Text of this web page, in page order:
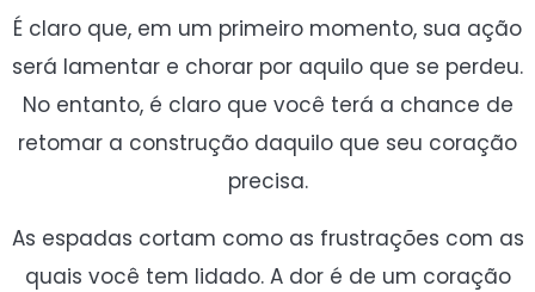
É claro que, em um primeiro momento, sua ação
será lamentar e chorar por aquilo que se perdeu.
No entanto, é claro que você terá a chance de
retomar a construção daquilo que seu coração
precisa.
As espadas cortam como as frustrações com as
quais você tem lidado. A dor é de um coração